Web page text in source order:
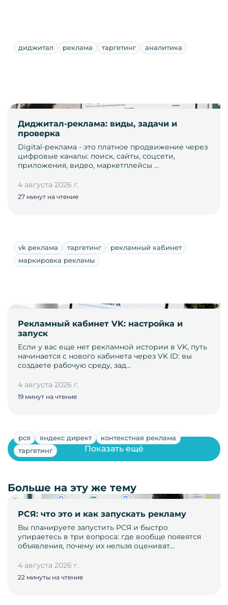
диджитал реклама таргетинг аналитика
Диджитал-реклама: виды, задачи и
проверка
Digital-реклама - это платное продвижение через
цифровые каналы: поиск, сайты, соцсети,
приложения, видео, маркетплейсы …
4 августа 2026 г.
27 минут на чтение
vk реклама таргетинг
рекламный кабинет
маркировка рекламы
Рекламный кабинет VK: настройка и
запуск
Если у вас еще нет рекламной истории в VK, путь
начинается с нового кабинета через VK ID: вы
создаете рабочую среду, зад…
4 августа 2026 г.
19 минут на чтение
рся яндекс директ
контекстная реклама
таргетинг
РСЯ: что это и как запускать рекламу
Вы планируете запустить РСЯ и быстро
упираетесь в три вопроса: где вообще появятся
объявления, почему их нельзя оцениват…
4 августа 2026 г.
22 минуты на чтение
Показать ещё
Больше на эту же тему